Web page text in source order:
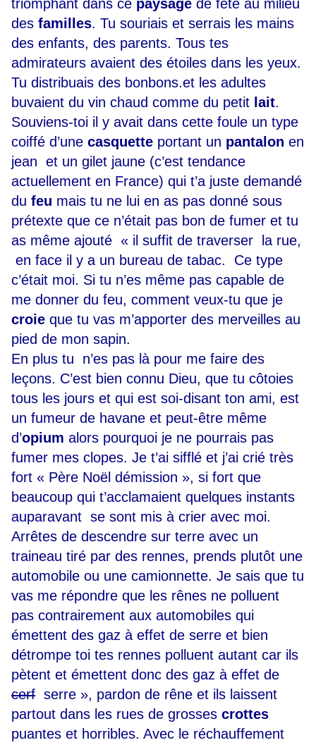
triomphant dans ce paysage de fête au milieu
des familles. Tu souriais et serrais les mains
des enfants, des parents. Tous tes
admirateurs avaient des étoiles dans les yeux.
Tu distribuais des bonbons.et les adultes
buvaient du vin chaud comme du petit lait.
Souviens-toi il y avait dans cette foule un type
coiffé d’une casquette portant un pantalon en
jean et un gilet jaune (c’est tendance
actuellement en France) qui t’a juste demandé
du feu mais tu ne lui en as pas donné sous
prétexte que ce n’était pas bon de fumer et tu
as même ajouté « il suffit de traverser la rue,
en face il y a un bureau de tabac. Ce type
c’était moi. Si tu n’es même pas capable de
me donner du feu, comment veux-tu que je
croie que tu vas m’apporter des merveilles au
pied de mon sapin.
En plus tu n’es pas là pour me faire des
leçons. C’est bien connu Dieu, que tu côtoies
tous les jours et qui est soi-disant ton ami, est
un fumeur de havane et peut-être même
d’opium alors pourquoi je ne pourrais pas
fumer mes clopes. Je t’ai sifflé et j’ai crié très
fort « Père Noël démission », si fort que
beaucoup qui t’acclamaient quelques instants
auparavant se sont mis à crier avec moi.
Arrêtes de descendre sur terre avec un
traineau tiré par des rennes, prends plutôt une
automobile ou une camionnette. Je sais que tu
vas me répondre que les rênes ne polluent
pas contrairement aux automobiles qui
émettent des gaz à effet de serre et bien
détrompe toi tes rennes polluent autant car ils
pètent et émettent donc des gaz à effet de
cerf serre », pardon de rêne et ils laissent
partout dans les rues de grosses crottes
puantes et horribles. Avec le réchauffement